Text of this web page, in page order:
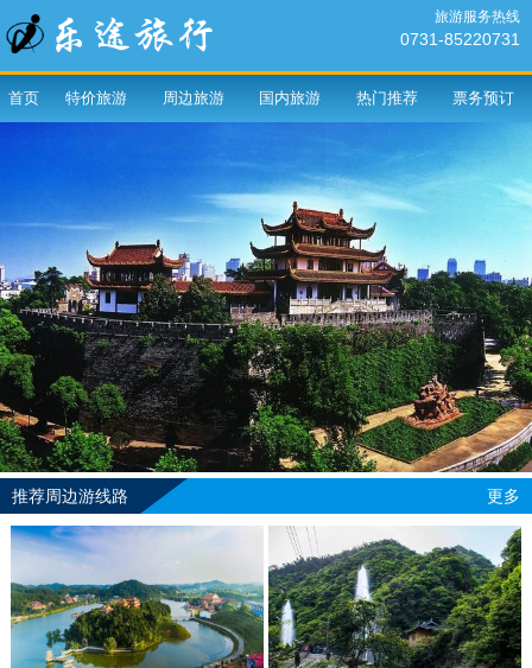
旅游服务热线
0731-85220731
首页 特价旅游 周边旅游 国内旅游 热门推荐 票务预订
推荐周边游线路 更多